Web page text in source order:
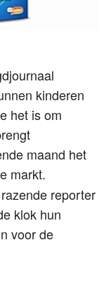
kinderen
het is om
maand het
markt.
reporter
klok hun
voor de